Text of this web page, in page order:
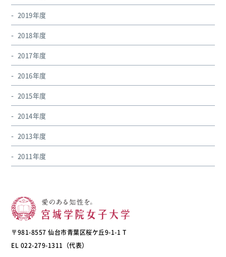
2019年度
2018年度
2017年度
2016年度
2015年度
2014年度
2013年度
2011年度
〒981-8557 仙台市青葉区桜ケ丘9-1-1 T
EL 022-279-1311（代表）